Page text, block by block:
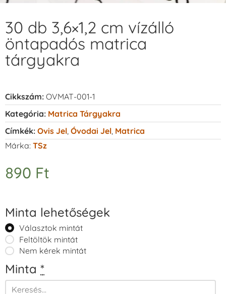
30 db 3,6×1,2 cm vízálló
öntapadós matrica
tárgyakra
Cikkszám: OVMAT-001-1
Kategória: Matrica Tárgyakra
Címkék: Ovis Jel Óvodai Jel Matrica
Márka: TSz
890 Ft
Minta lehetőségek
Választok mintát
Feltöltök mintát
Nem kérek mintát
Minta *